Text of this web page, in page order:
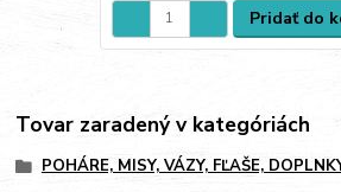
Pridať do
Tovar zaradený v kategóriách
POHÁRE, MISY, VÁZY, FĽAŠE,